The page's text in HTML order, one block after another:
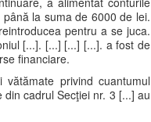
la suma de 6000 de lei.
pentru a se juca.
[...]. [...] [...] [...]. a fost de
financiare.
privind cuantumul
cadrul Secţiei nr. 3 [...] au